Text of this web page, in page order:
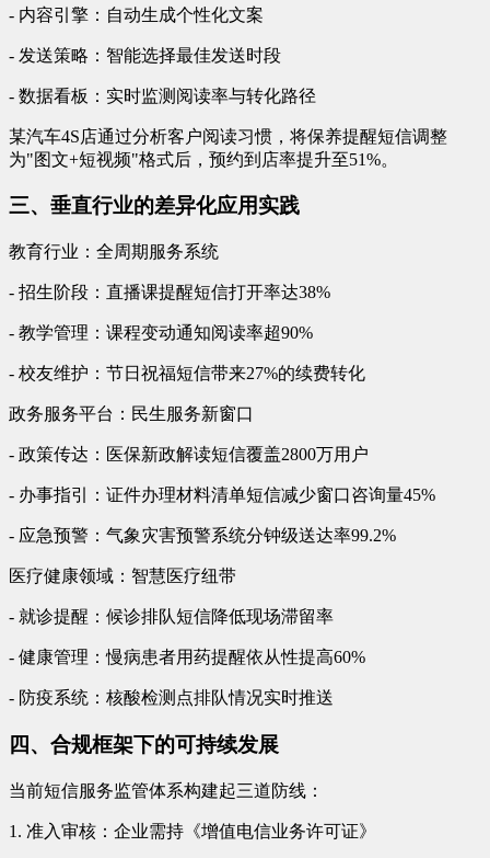
- 内容引擎：自动生成个性化文案
- 发送策略：智能选择最佳发送时段
- 数据看板：实时监测阅读率与转化路径
某汽车4S店通过分析客户阅读习惯，将保养提醒短信调整
为"图文+短视频"格式后，预约到店率提升至51%。
三、垂直行业的差异化应用实践
教育行业：全周期服务系统
- 招生阶段：直播课提醒短信打开率达38%
- 教学管理：课程变动通知阅读率超90%
- 校友维护：节日祝福短信带来27%的续费转化
政务服务平台：民生服务新窗口
- 政策传达：医保新政解读短信覆盖2800万用户
- 办事指引：证件办理材料清单短信减少窗口咨询量45%
- 应急预警：气象灾害预警系统分钟级送达率99.2%
医疗健康领域：智慧医疗纽带
- 就诊提醒：候诊排队短信降低现场滞留率
- 健康管理：慢病患者用药提醒依从性提高60%
- 防疫系统：核酸检测点排队情况实时推送
四、合规框架下的可持续发展
当前短信服务监管体系构建起三道防线：
1. 准入审核：企业需持《增值电信业务许可证》